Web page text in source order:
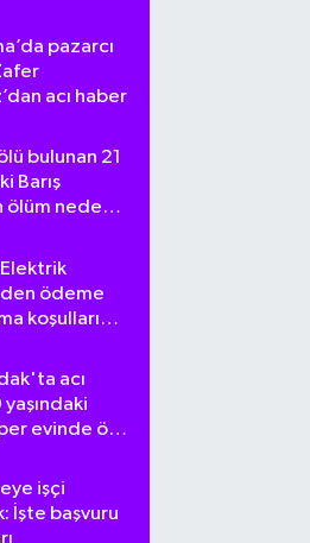
pazarcı
acı haber
bulunan 21
Barış
ölüm nedeni
ödeme
koşullarına
acı
evinde ölü
işçi
İşte başvuru